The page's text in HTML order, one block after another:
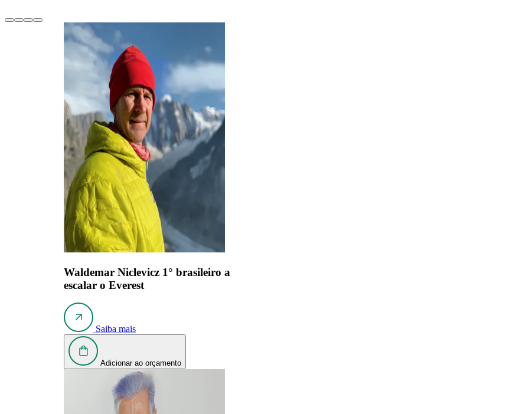
Waldemar Niclevicz 1° brasileiro a
escalar o Everest
Saiba mais
Adicionar ao orçamento